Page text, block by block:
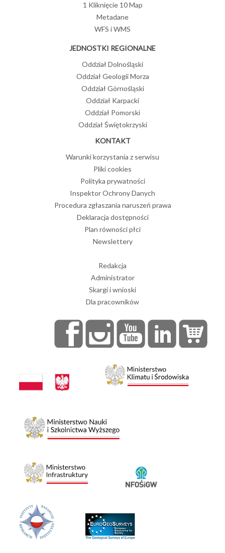
1 Kliknięcie 10 Map
Metadane
WFS i WMS
JEDNOSTKI REGIONALNE
Oddział Dolnośląski
Oddział Geologii Morza
Oddział Górnośląski
Oddział Karpacki
Oddział Pomorski
Oddział Świętokrzyski
KONTAKT
Warunki korzystania z serwisu
Pliki cookies
Polityka prywatności
Inspektor Ochrony Danych
Procedura zgłaszania naruszeń prawa
Deklaracja dostępności
Plan równości płci
Newslettery
Redakcja
Administrator
Skargi i wnioski
Dla pracowników